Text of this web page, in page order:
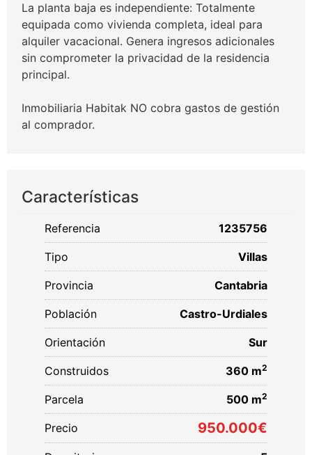
La planta baja es independiente: Totalmente
equipada como vivienda completa, ideal para
alquiler vacacional. Genera ingresos adicionales
sin comprometer la privacidad de la residencia
principal.
Inmobiliaria Habitak NO cobra gastos de gestión
al comprador.
Características
Referencia 1235756
Tipo Villas
Provincia Cantabria
Población Castro-Urdiales
Orientación Sur
Construidos 360 m2
Parcela 500 m2
Precio 950.000€